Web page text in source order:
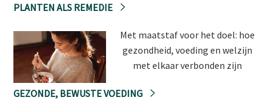
PLANTEN ALS REMEDIE
Met maatstaf voor het doel: hoe
gezondheid, voeding en welzijn
met elkaar verbonden zijn
GEZONDE, BEWUSTE VOEDING